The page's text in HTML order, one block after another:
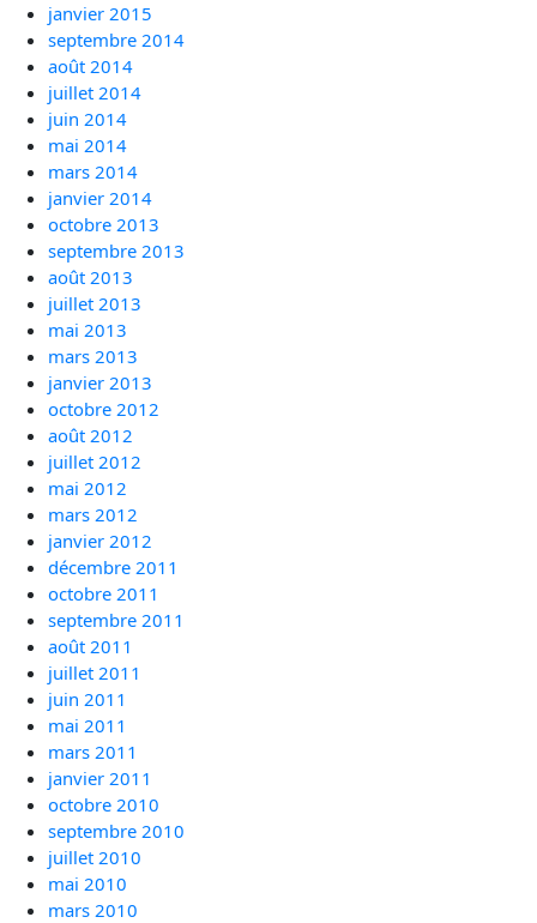
janvier 2015
septembre 2014
août 2014
juillet 2014
juin 2014
mai 2014
mars 2014
janvier 2014
octobre 2013
septembre 2013
août 2013
juillet 2013
mai 2013
mars 2013
janvier 2013
octobre 2012
août 2012
juillet 2012
mai 2012
mars 2012
janvier 2012
décembre 2011
octobre 2011
septembre 2011
août 2011
juillet 2011
juin 2011
mai 2011
mars 2011
janvier 2011
octobre 2010
septembre 2010
juillet 2010
mai 2010
mars 2010